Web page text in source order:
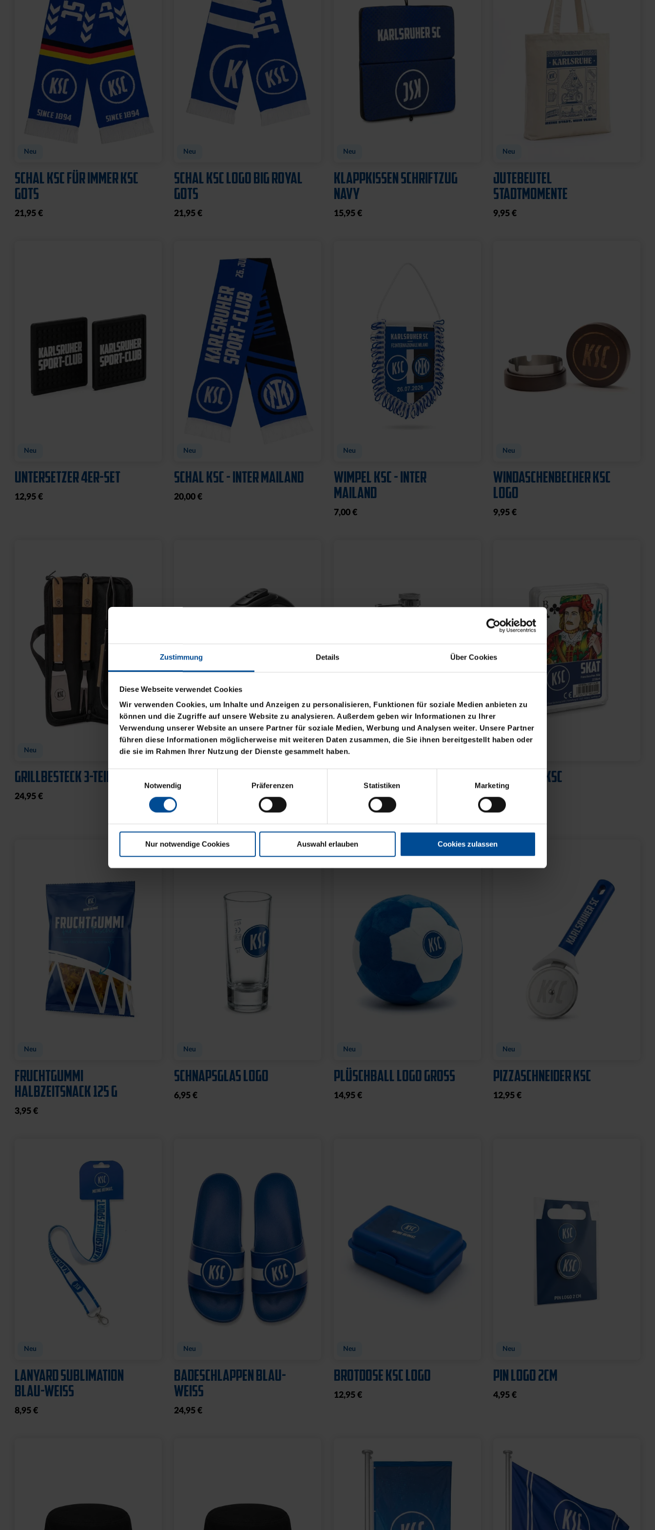
Zustimmung Details Über Cookies
Diese Webseite verwendet Cookies
Wir verwenden Cookies, um Inhalte und Anzeigen zu personalisieren, Funktionen für soziale Medien anbieten zu
können und die Zugriffe auf unsere Website zu analysieren. Außerdem geben wir Informationen zu Ihrer
Verwendung unserer Website an unsere Partner für soziale Medien, Werbung und Analysen weiter. Unsere Partner
führen diese Informationen möglicherweise mit weiteren Daten zusammen, die Sie ihnen bereitgestellt haben oder
die sie im Rahmen Ihrer Nutzung der Dienste gesammelt haben.
Notwendig
Präferenzen Statistiken Marketing
Nur notwendige Cookies Auswahl erlauben Cookies zulassen
Neu
SCHAL KSC FÜR IMMER KSC
GOTS
21,95 €
Neu
SCHAL KSC LOGO BIG ROYAL
GOTS
21,95 €
Neu
KLAPPKISSEN SCHRIFTZUG
NAVY
15,95 €
Neu
JUTEBEUTEL
STADTMOMENTE
9,95 €
Neu
UNTERSETZER 4ER-SET
12,95 €
Neu
SCHAL KSC - INTER MAILAND
20,00 €
Neu
WIMPEL KSC - INTER
MAILAND
7,00 €
Neu
WINDASCHENBECHER KSC
LOGO
9,95 €
Neu
GRILLBESTECK 3-TEILIG
24,95 €
Neu
19,95 €
Neu
SILBER
SKATSPIEL KSC
4,95 €
Neu
FRUCHTGUMMI
HALBZEITSNACK 125 G
3,95 €
Neu
SCHNAPSGLAS LOGO
6,95 €
Neu
PLÜSCHBALL LOGO GROSS
14,95 €
Neu
PIZZASCHNEIDER KSC
12,95 €
Neu
LANYARD SUBLIMATION
BLAU-WEISS
8,95 €
Neu
BADESCHLAPPEN BLAU-
WEISS
24,95 €
Neu
BROTDOSE KSC LOGO
12,95 €
Neu
PIN LOGO 2CM
4,95 €